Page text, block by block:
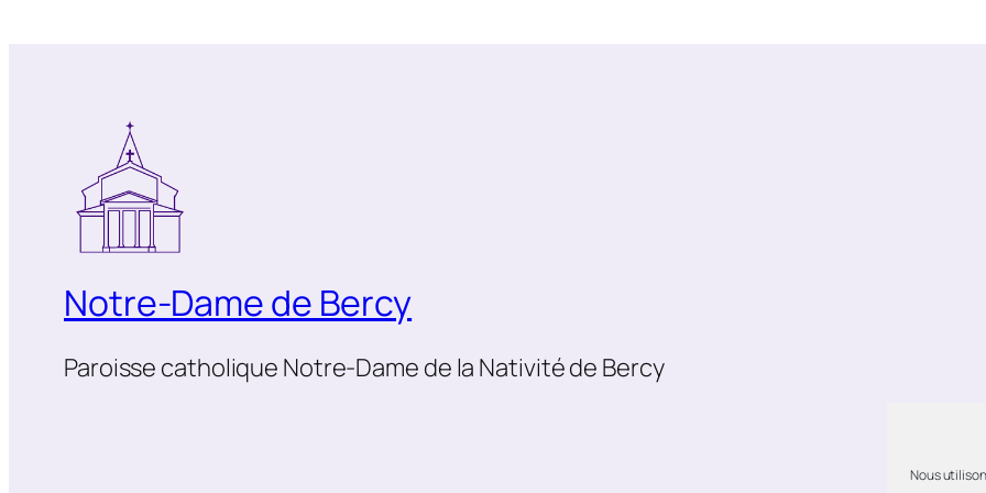
Nous
Notre-Dame de Bercy
Paroisse catholique Notre-Dame de la Nativité de Bercy